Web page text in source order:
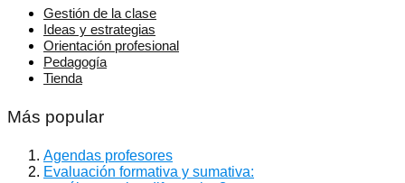
Gestión de la clase
Ideas y estrategias
Orientación profesional
Pedagogía
Tienda
Más popular
Agendas profesores
Evaluación formativa y sumativa: